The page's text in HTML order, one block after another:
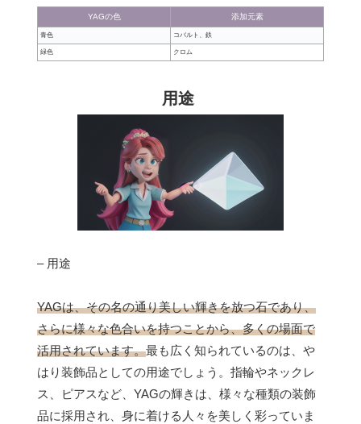
YAGの色 添加元素
青色 コバルト、鉄
緑色 クロム
用途
– 用途
YAGは、その名の通り美しい輝きを放つ石であり、
さらに様々な色合いを持つことから、多くの場面で
活用されています。最も広く知られているのは、や
はり装飾品としての用途でしょう。指輪やネックレ
ス、ピアスなど、YAGの輝きは、様々な種類の装飾
品に採用され、身に着ける人々を美しく彩っていま